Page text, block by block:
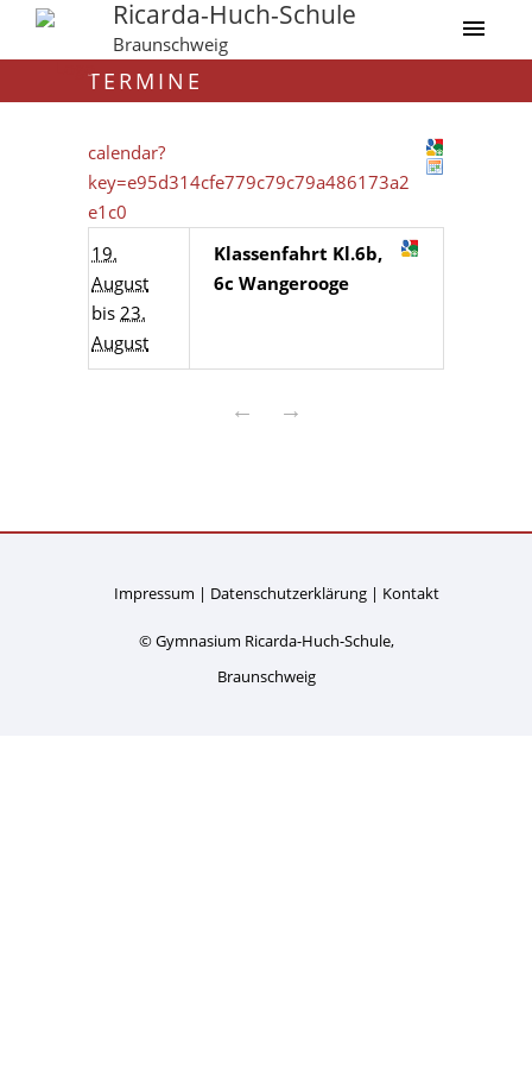
Ricarda-Huch-Schule
Braunschweig
TERMINE
calendar?
key=e95d314cfe779c79c79a486173a2
e1c0
19.
August
bis 23.
August
Klassenfahrt Kl.6b,
6c Wangerooge
← →
Impressum Datenschutzerklärung Kontakt
© Gymnasium Ricarda-Huch-Schule,
Braunschweig